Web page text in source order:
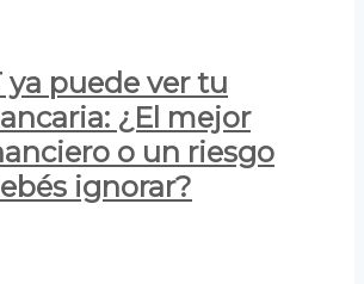
ya puede ver tu
¿El mejor
o un riesgo
ignorar?